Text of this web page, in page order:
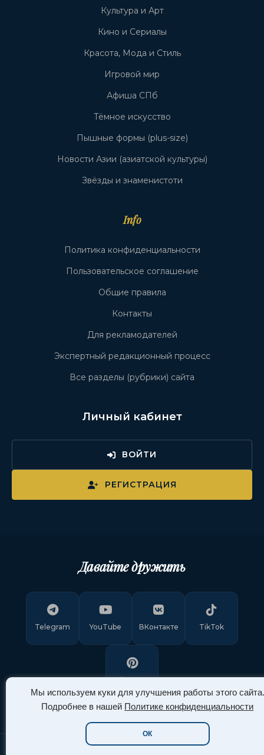
Мы используем куки для улучшения работы этого сайта.
Подробнее в нашей Политике конфиденциальности
ОК
Культура и Арт
Кино и Сериалы
Красота, Мода и Стиль
Игровой мир
Афиша СПб
Тёмное искусство
Пышные формы (plus-size)
Новости Азии (азиатской культуры)
Звёзды и знаменистоти
Info
Политика конфиденциальности
Пользовательское соглашение
Общие правила
Контакты
Для рекламодателей
Экспертный редакционный процесс
Все разделы (рубрики) сайта
Личный кабинет
ВОЙТИ
РЕГИСТРАЦИЯ
Давайте дружить
Telegram YouTube ВКонтакте TikTok
Pinterest